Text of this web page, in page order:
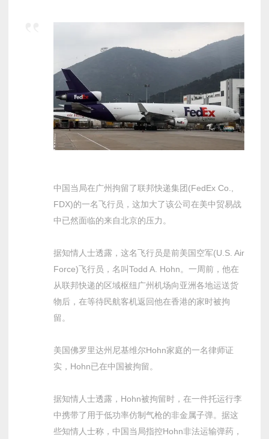
中国当局在广州拘留了联邦快递集团(FedEx Co.,
FDX)的一名飞行员，这加大了该公司在美中贸易战
中已然面临的来自北京的压力。
据知情人士透露，这名飞行员是前美国空军(U.S. Air
Force)飞行员，名叫Todd A. Hohn。一周前，他在
从联邦快递的区域枢纽广州机场向亚洲各地运送货
物后，在等待民航客机返回他在香港的家时被拘
留。
美国佛罗里达州尼基维尔Hohn家庭的一名律师证
实，Hohn已在中国被拘留。
据知情人士透露，Hohn被拘留时，在一件托运行李
中携带了用于低功率仿制气枪的非金属子弹。据这
些知情人士称，中国当局指控Hohn非法运输弹药，